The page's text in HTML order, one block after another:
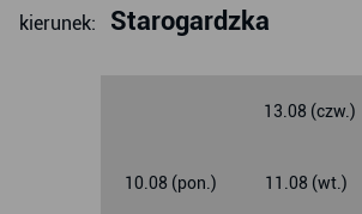
kierunek: Starogardzka
10.08 (pon.) 11.08 (wt.)
13.08 (czw.)